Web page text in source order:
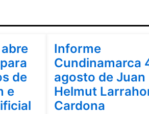
de
e
Informe
Cundinamarca
agosto de Juan
Helmut
Cardona